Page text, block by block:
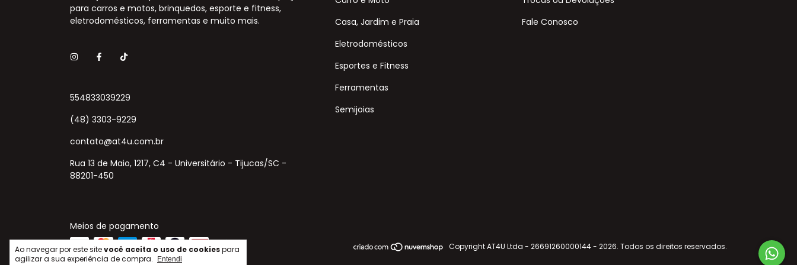
Ao navegar por este sitevocê aceita o uso de cookiespara
agilizar a sua experiência de compra.
Entendi
para carros e motos, brinquedos, esporte e fitness,
eletrodomésticos, ferramentas e muito mais.
554833039229
(48) 3303-9229
contato@at4u.com.br
Rua 13 de Maio, 1217, C4 - Universitário - Tijucas/SC -
88201-450
Casa, Jardim e Praia
Eletrodomésticos
Esportes e Fitness
Ferramentas
Semijoias
Fale Conosco
Meios de pagamento
Copyright AT4U Ltda - 26691260000144 - 2026. Todos os direitos reservados.